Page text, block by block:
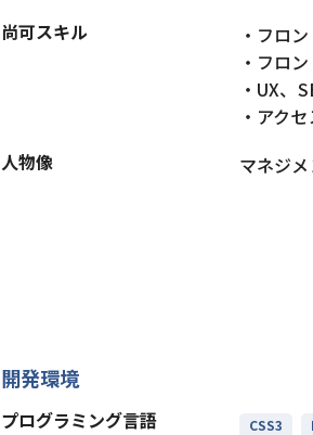
尚可スキル
・フロ
・フロ
・UX、
・アク
人物像
マネジ
開発環境
プログラミング言語 CSS3